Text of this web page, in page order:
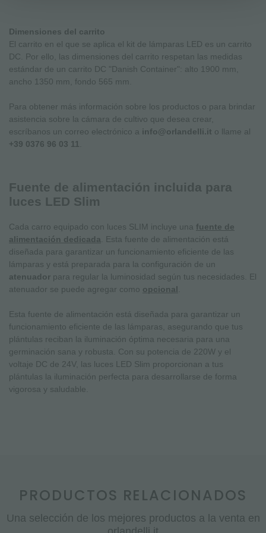
Dimensiones del carrito
El carrito en el que se aplica el kit de lámparas LED es un carrito
DC. Por ello, las dimensiones del carrito respetan las medidas
estándar de un carrito DC "Danish Container": alto 1900 mm,
ancho 1350 mm, fondo 565 mm.
Para obtener más información sobre los productos o para brindar
asistencia sobre la cámara de cultivo que desea crear,
escríbanos un correo electrónico a info@orlandelli.it o llame al
+39 0376 96 03 11
Fuente de alimentación incluida para
luces LED Slim
Cada carro equipado con luces SLIM incluye una fuente de
alimentación dedicada . Esta fuente de alimentación está
diseñada para garantizar un funcionamiento eficiente de las
lámparas y está preparada para la configuración de un
atenuador para regular la luminosidad según tus necesidades. El
atenuador se puede agregar como opcional
Esta fuente de alimentación está diseñada para garantizar un
funcionamiento eficiente de las lámparas, asegurando que tus
plántulas reciban la iluminación óptima necesaria para una
germinación sana y robusta. Con su potencia de 220W y el
voltaje DC de 24V, las luces LED Slim proporcionan a tus
plántulas la iluminación perfecta para desarrollarse de forma
vigorosa y saludable.
PRODUCTOS RELACIONADOS
Una selección de los mejores productos a la venta en